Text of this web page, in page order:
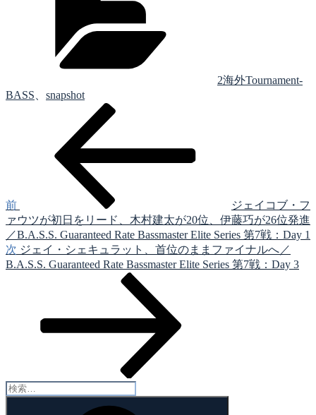
2海外Tournament-
BASS
snapshot
ゲ
ー
シ
ョ
前
ジェイコブ・フ
ァウツが初日をリード、木村建太が20位、伊藤巧が26位発進
／B.A.S.S. Guaranteed Rate Bassmaster Elite Series 第7戦：Day 1
次
の
次 ジェイ・シェキュラット、首位のままファイナルへ／
B.A.S.S. Guaranteed Rate Bassmaster Elite Series 第7戦：Day 3
検